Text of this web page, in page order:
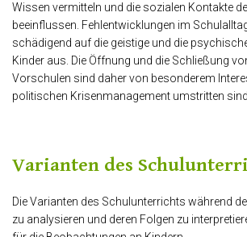
Wissen vermitteln und die sozialen Kontakte
beeinflussen. Fehlentwicklungen im
schädigend auf die geistige und die
Kinder aus. Die Öffnung und die Schließung
Vorschulen sind daher von besonderem
politischen Krisenmanagement umstritten sind.
Varianten des
Die Varianten des Schulunterrichts während
zu analysieren und deren Folgen zu